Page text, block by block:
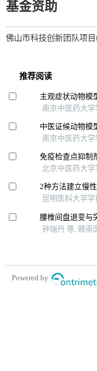
基金资助
佛山市科技创新团队项目